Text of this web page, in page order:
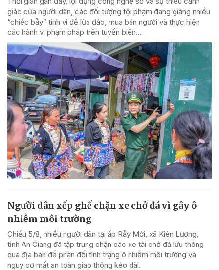
giác của người dân, các đối tượng tội phạm đang giăng nhiều
“chiếc bẫy” tinh vi để lừa đảo, mua bán người và thực hiện
các hành vi phạm pháp trên tuyến biên...
Người dân xếp ghế chặn xe chở đá vì gây ô
nhiễm môi trường
Chiều 5/8, nhiều người dân tại ấp Rẫy Mới, xã Kiên Lương,
tỉnh An Giang đã tập trung chặn các xe tải chở đá lưu thông
qua địa bàn để phản đối tình trạng ô nhiễm môi trường và
nguy cơ mất an toàn giao thông kéo dài.